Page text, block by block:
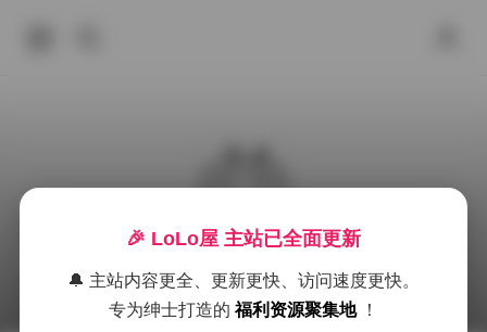
2025年9月27日 下午5:29 微密圈 微密圈
🎉 LoLo屋 主站已全面更新
🔔 主站内容更全、更新更快、访问速度更快。
专为绅士打造的福利资源聚集地 ！